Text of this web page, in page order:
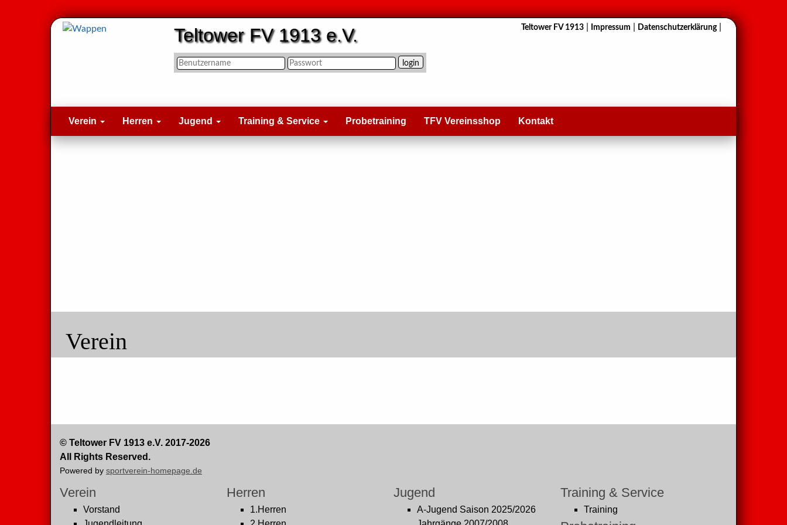
Teltower FV 1913 Impressum Datenschutzerklärung|
Teltower FV 1913 e.V.
Verein Herren Jugend Training & Service Probetraining TFV Vereinsshop Kontakt
Verein
© Teltower FV 1913 e.V. 2017-2026
All Rights Reserved.
Powered by sportverein-homepage.de
Verein
Vorstand
Herren
1.Herren
Jugend
A-Jugend Saison 2025/2026
Training & Service
Training